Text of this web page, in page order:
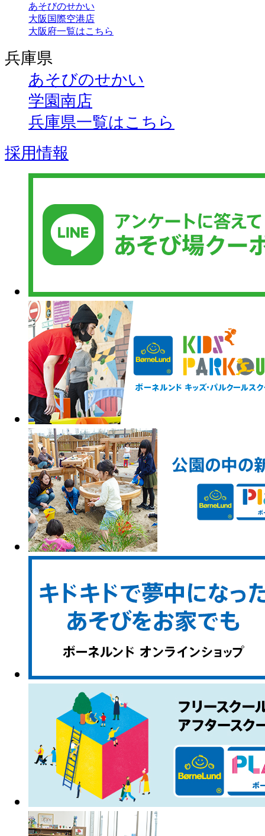
あそびのせかい
大阪国際空港店
大阪府一覧はこちら
兵庫県
あそびのせかい
学園南店
兵庫県一覧はこちら
採用情報